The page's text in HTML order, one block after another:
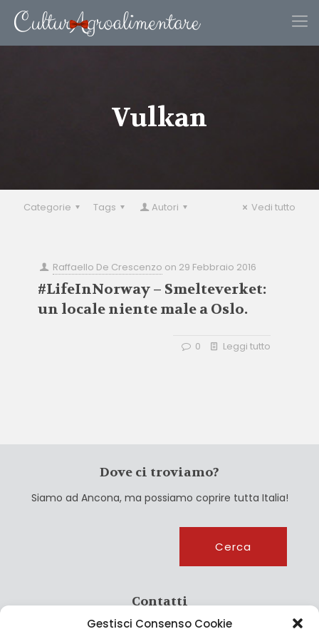
Gestisci Consenso Cookie
Vulkan
Categorie Tags Autori Vedi tutto
Raffaello De Crescenzo on 29 Febbraio 2016
#LifeInNorway – Smelteverket:
un locale niente male a Oslo.
0 Leggi tutto
Dove ci troviamo?
Siamo ad Ancona, ma possiamo coprire tutta Italia!
Cerca
Contatti
info@culturagroalimentare.com